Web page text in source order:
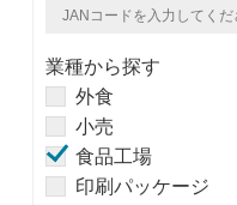
業種から探す
外食
小売
食品工場
印刷パッケージ